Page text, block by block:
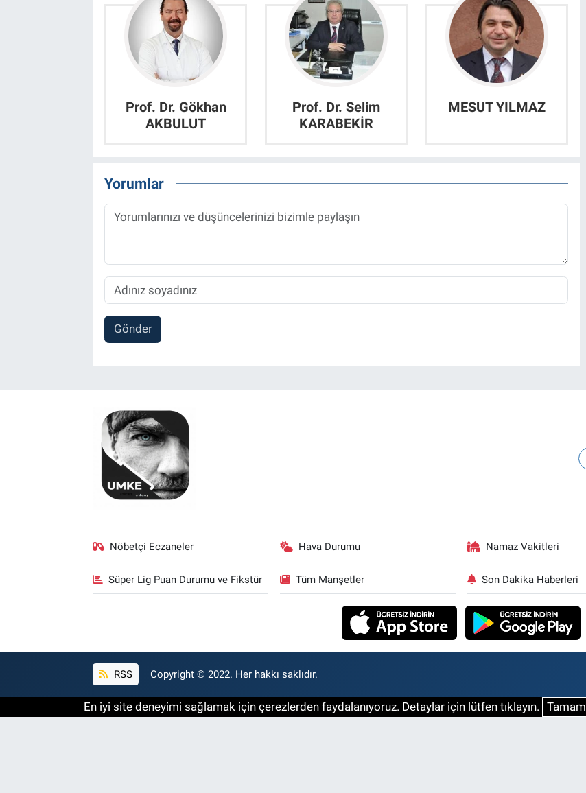
Prof. Dr. Gökhan
AKBULUT
Prof. Dr. Selim
KARABEKİR
MESUT YILMAZ
Yorumlar
Gönder
Nöbetçi Eczaneler Hava Durumu Namaz Vakitleri
Süper Lig Puan Durumu ve Fikstür Tüm Manşetler Son Dakika Haberleri
RSS Copyright © 2022. Her hakkı saklıdır.
En iyi site deneyimi sağlamak için çerezlerden faydalanıyoruz. Detaylar için lütfen tıklayın. Tamam